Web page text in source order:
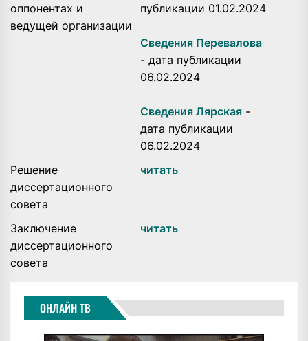
оппонентах и
ведущей организации
публикации 01.02.2024
Сведения Перевалова
- дата публикации
06.02.2024
Сведения Лярская -
дата публикации
06.02.2024
Решение
диссертационного
совета
читать
Заключение
диссертационного
совета
читать
ОНЛАЙН ТВ